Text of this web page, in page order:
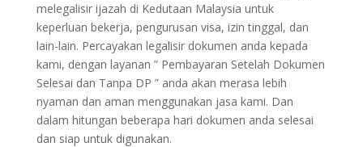
melegalisir ijazah di Kedutaan Malaysia untuk
keperluan bekerja, pengurusan visa, izin tinggal, dan
lain-lain. Percayakan legalisir dokumen anda kepada
kami, dengan layanan ” Pembayaran Setelah Dokumen
Selesai dan Tanpa DP ” anda akan merasa lebih
nyaman dan aman menggunakan jasa kami. Dan
dalam hitungan beberapa hari dokumen anda selesai
dan siap untuk digunakan.